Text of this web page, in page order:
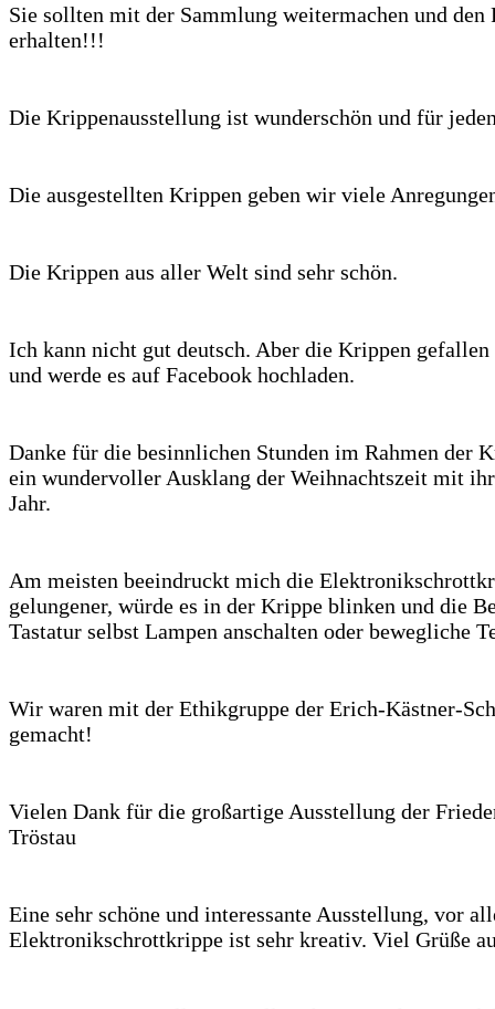
Sie sollten mit der Sammlung weitermachen und den
erhalten!!!
Die Krippenausstellung ist wunderschön und für
Die ausgestellten Krippen geben wir viele
Die Krippen aus aller Welt sind sehr schön.
Ich kann nicht gut deutsch. Aber die Krippen
und werde es auf Facebook hochladen.
Danke für die besinnlichen Stunden im Rahmen der
ein wundervoller Ausklang der Weihnachtszeit mit
Jahr.
Am meisten beeindruckt mich die
gelungener, würde es in der Krippe blinken und die
Tastatur selbst Lampen anschalten oder bewegliche
Wir waren mit der Ethikgruppe der Erich-Kästner-
gemacht!
Vielen Dank für die großartige Ausstellung der
Tröstau
Eine sehr schöne und interessante Ausstellung, vor
Elektronikschrottkrippe ist sehr kreativ. Viel Grüße